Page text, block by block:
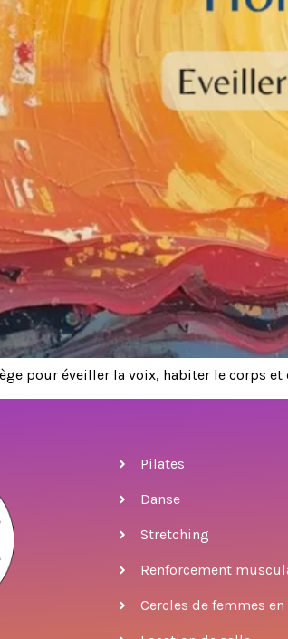
pour éveiller la voix, habiter le corps
Pilates
Danse
Stretching
Renforcement
Cercles de femmes